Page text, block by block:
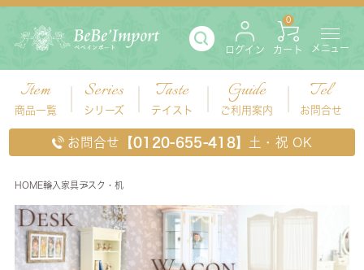
ログイン カート
0
メニュー
Item
商品一覧
Series
シリーズ
Taste
テイスト
Guide
ご利用案内
Tel
お問合せ
お問合せ 【0120-655-418】 土・祝 OK
HOME輸入家具 デスク・机
デスク・机